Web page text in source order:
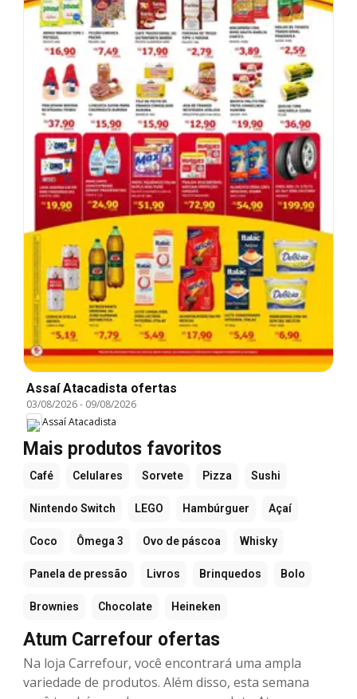
Assaí Atacadista ofertas
03/08/2026- 09/08/2026
Assaí Atacadista
Mais produtos favoritos
Café Celulares Sorvete Pizza Sushi
Nintendo Switch LEGO Hambúrguer Açaí
Coco Ômega 3 Ovo de páscoa Whisky
Panela de pressão Livros Brinquedos Bolo
Brownies Chocolate Heineken
Atum Carrefour ofertas
Na loja Carrefour, você encontrará uma ampla
variedade de produtos. Além disso, esta semana